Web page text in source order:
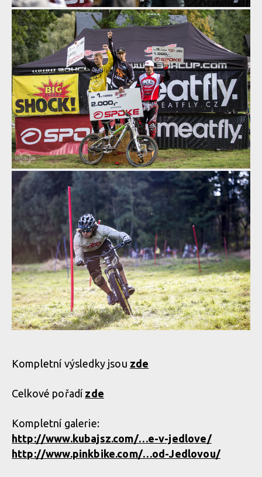
Kompletní výsledky jsou zde
Celkové pořadí zde
Kompletní galerie:
http://www.kubajsz.com/…e-v-jedlove/
http://www.pinkbike.com/…od-Jedlovou/